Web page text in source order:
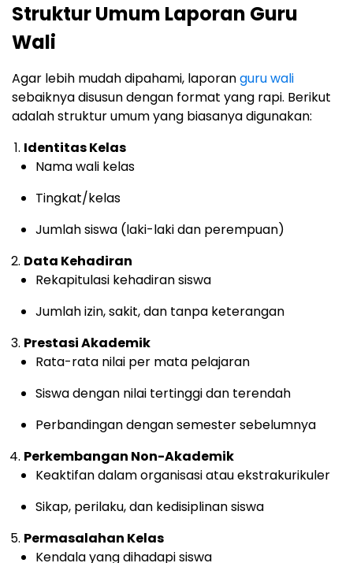
Struktur Umum Laporan Guru
Wali
Agar lebih mudah dipahami, laporanguru wali
sebaiknya disusun dengan format yang rapi. Berikut
adalah struktur umum yang biasanya digunakan:
Identitas Kelas
Nama wali kelas
Tingkat/kelas
Jumlah siswa (laki-laki dan perempuan)
Data Kehadiran
Rekapitulasi kehadiran siswa
Jumlah izin, sakit, dan tanpa keterangan
Prestasi Akademik
Rata-rata nilai per mata pelajaran
Siswa dengan nilai tertinggi dan terendah
Perbandingan dengan semester sebelumnya
Perkembangan Non-Akademik
Keaktifan dalam organisasi atau ekstrakurikuler
Sikap, perilaku, dan kedisiplinan siswa
Permasalahan Kelas
Kendala yang dihadapi siswa